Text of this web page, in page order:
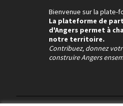
Bienvenue sur la plate-
La plateforme de
d'Angers permet à
notre territoire.
Contribuez, donnez
construire Angers